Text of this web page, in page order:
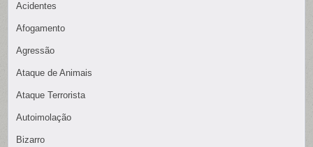
Acidentes
Afogamento
Agressão
Ataque de Animais
Ataque Terrorista
Autoimolação
Bizarro